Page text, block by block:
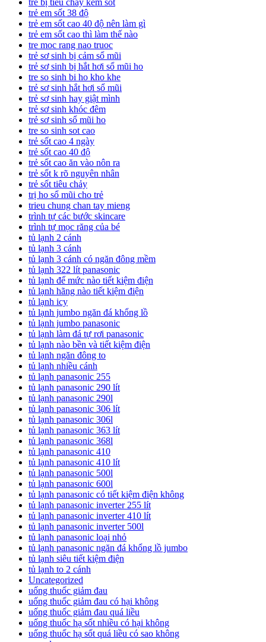
trẻ em sốt 38 độ
trẻ em sốt cao 40 độ nên làm gì
trẻ em sốt cao thì làm thế nào
tre moc rang nao truoc
trẻ sơ sinh bị cảm sổ mũi
trẻ sơ sinh bị hắt hơi sổ mũi ho
tre so sinh bi ho kho khe
trẻ sơ sinh hắt hơi sổ mũi
trẻ sơ sinh hay giật mình
trẻ sơ sinh khóc đêm
trẻ sơ sinh sổ mũi ho
tre so sinh sot cao
trẻ sốt cao 4 ngày
trẻ sốt cao 40 độ
trẻ sốt cao ăn vào nôn ra
trẻ sốt k rõ nguyên nhân
trẻ sốt tiêu chảy
trị ho sổ mũi cho trẻ
trieu chung chan tay mieng
trình tự các bước skincare
trình tự mọc răng của bé
tủ lạnh 2 cánh
tủ lạnh 3 cánh
tủ lạnh 3 cánh có ngăn đông mềm
tủ lạnh 322 lít panasonic
tủ lạnh để mức nào tiết kiệm điện
tủ lạnh hãng nào tiết kiệm điện
tủ lạnh icy
tủ lạnh jumbo ngăn đá khổng lồ
tủ lạnh jumbo panasonic
tủ lạnh làm đá tự rơi panasonic
tủ lạnh nào bền và tiết kiệm điện
tủ lạnh ngăn đông to
tủ lạnh nhiều cánh
tủ lạnh panasonic 255
tủ lạnh panasonic 290 lít
tủ lạnh panasonic 290l
tủ lạnh panasonic 306 lít
tủ lạnh panasonic 306l
tủ lạnh panasonic 363 lít
tủ lạnh panasonic 368l
tủ lạnh panasonic 410
tủ lạnh panasonic 410 lít
tủ lạnh panasonic 500l
tủ lạnh panasonic 600l
tủ lạnh panasonic có tiết kiệm điện không
tủ lạnh panasonic inverter 255 lít
tủ lạnh panasonic inverter 410 lít
tủ lạnh panasonic inverter 500l
tủ lạnh panasonic loại nhỏ
tủ lạnh panasonic ngăn đá khổng lồ jumbo
tủ lạnh siêu tiết kiệm điện
tủ lạnh to 2 cánh
Uncategorized
uống thuốc giảm đau
uống thuốc giảm đau có hại không
uống thuốc giảm đau quá liều
uống thuốc hạ sốt nhiều có hại không
uống thuốc hạ sốt quá liều có sao không